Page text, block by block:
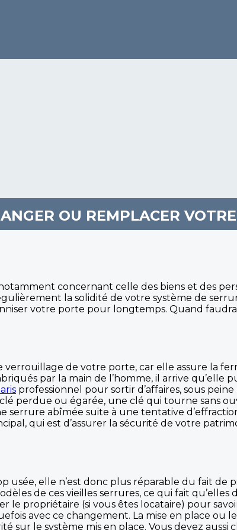
OU REMPLACER
concernant celle des biens et des
la solidité de votre système de
votre porte pour longtemps. Quand
de votre porte, car elle assure la
par la main de l’homme, il arrive
professionnel pour sortir d’affaires, sous
perdue ou égarée, une clé qui tourne sans
serrure abîmée suite à une tentative
qui est d’assurer la sécurité de votre
usée, elle n’est donc plus réparable du fait de
de ces vieilles serrures, ce qui fait
le propriétaire (si vous êtes locataire) pour
avec ce changement. La mise en place
sur le système mis en place. Vous devez